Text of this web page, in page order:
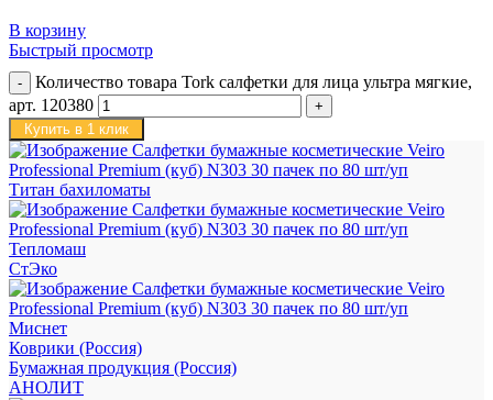
В корзину
Быстрый просмотр
Количество товара Tork салфетки для лица ультра мягкие,
арт. 120380
Купить в 1 клик
Титан бахиломаты
Тепломаш
СтЭко
Миснет
Коврики (Россия)
Бумажная продукция (Россия)
АНОЛИТ